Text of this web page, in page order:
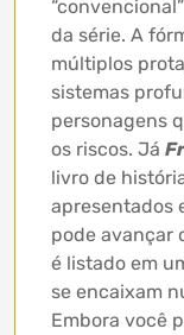
da série. A
múltiplos
sistemas
personagens
os riscos. Já
livro de
apresentados
pode avançar
é listado em
se encaixam
Embora você